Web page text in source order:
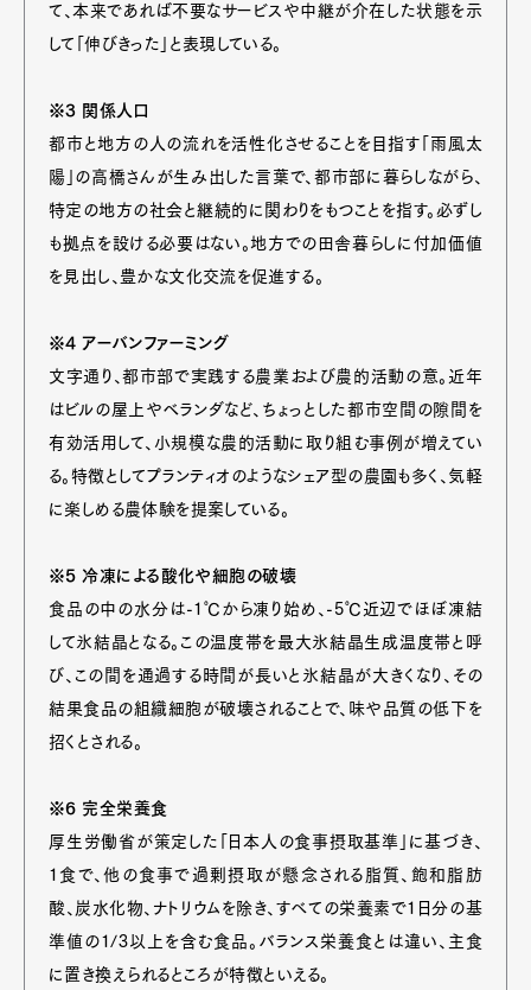
て、本来であれば不要なサービスや中継が介在した状態を示
して「伸びきった」と表現している。
※3 関係人口
都市と地方の人の流れを活性化させることを目指す「雨風太
陽」の高橋さんが生み出した言葉で、都市部に暮らしながら、
特定の地方の社会と継続的に関わりをもつことを指す。必ずし
も拠点を設ける必要はない。地方での田舎暮らしに付加価値
を見出し、豊かな文化交流を促進する。
※4 アーバンファーミング
文字通り、都市部で実践する農業および農的活動の意。近年
はビルの屋上やベランダなど、ちょっとした都市空間の隙間を
有効活用して、小規模な農的活動に取り組む事例が増えてい
る。特徴としてプランティオのようなシェア型の農園も多く、気軽
に楽しめる農体験を提案している。
※5 冷凍による酸化や細胞の破壊
食品の中の水分は-1℃から凍り始め、-5℃近辺でほぼ凍結
して氷結晶となる。この温度帯を最大氷結晶生成温度帯と呼
び、この間を通過する時間が長いと氷結晶が大きくなり、その
結果食品の組織細胞が破壊されることで、味や品質の低下を
招くとされる。
※6 完全栄養食
厚生労働省が策定した「日本人の食事摂取基準」に基づき、
1食で、他の食事で過剰摂取が懸念される脂質、飽和脂肪
酸、炭水化物、ナトリウムを除き、すべての栄養素で1日分の基
準値の1/3以上を含む食品。バランス栄養食とは違い、主食
に置き換えられるところが特徴といえる。